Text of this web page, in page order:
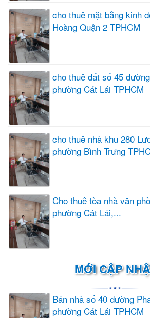
cho thuê mặt bằng kinh
Hoàng Quận 2 TPHCM
cho thuê đất số 45
phường Cát Lái TPHCM
cho thuê nhà khu 280
phường Bình Trưng
Cho thuê tòa nhà văn
phường Cát Lái,...
MỚI CẬP
Bán nhà số 40 đường
phường Cát Lái TPHCM